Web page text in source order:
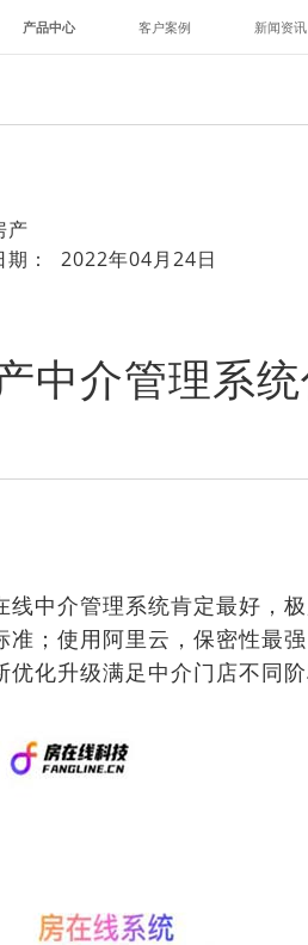
产品中心 客户案例 新闻资讯
产
期： 2022年04月24日
中介管理系
线中介管理系统肯定最好，
准；使用阿里云，保密性最
优化升级满足中介门店不同阶